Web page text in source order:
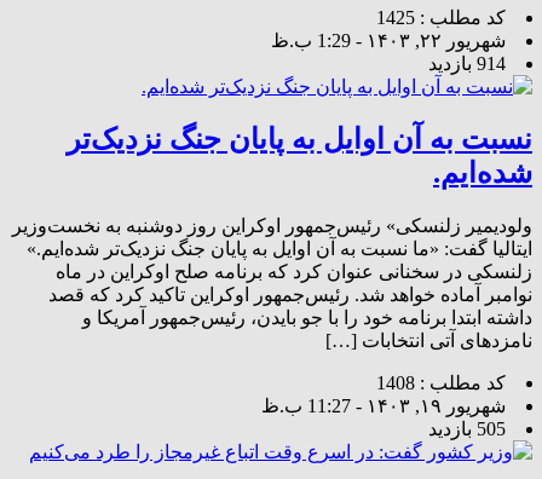
کد مطلب : 1425
شهریور ۲۲, ۱۴۰۳ - 1:29 ب.ظ
914 بازدید
نسبت به آن اوایل به پایان جنگ نزدیک‌تر
شده‌ایم.
ولودیمیر زلنسکی» رئیس‌جمهور اوکراین روز دوشنبه به نخست‌وزیر
ایتالیا گفت: «ما نسبت به آن اوایل به پایان جنگ نزدیک‌تر شده‌ایم.»
زلنسکی در سخنانی عنوان کرد که برنامه صلح اوکراین در ماه
نوامبر آماده خواهد شد. رئیس‌جمهور اوکراین تاکید کرد که قصد
داشته ابتدا برنامه خود را با جو بایدن، رئیس‌جمهور آمریکا و
نامزدهای آتی انتخابات […]
کد مطلب : 1408
شهریور ۱۹, ۱۴۰۳ - 11:27 ب.ظ
505 بازدید